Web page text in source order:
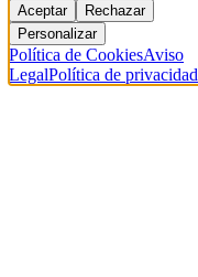
Aceptar
Rechazar
Personalizar
Política de CookiesAviso
LegalPolítica de privacidad